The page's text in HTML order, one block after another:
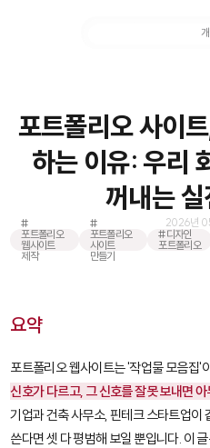
포트폴리오 사이
하는 이유: 우리
꺼내는
2026년
#
포트폴리오
웹사이트
제작
#
포트폴리오
사이트
만들기
#디자인
포트폴리오
요약
포트폴리오 웹사이트는 '작업물 모음집'
신호가 다르고, 그 신호를 잘못 보내면
기업과 건축 사무소, 핀테크 스타트업이
쓴다면 셋 다 평범해 보일 뿐입니다. 이